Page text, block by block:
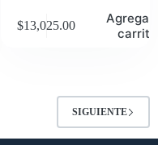
$13,025.00
Agregar
carrito
SIGUIENTE